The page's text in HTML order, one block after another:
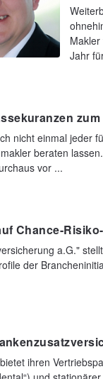
Jahr
nicht einmal jeder
beraten
vor ...
Chance-
a.G."
der
ihren